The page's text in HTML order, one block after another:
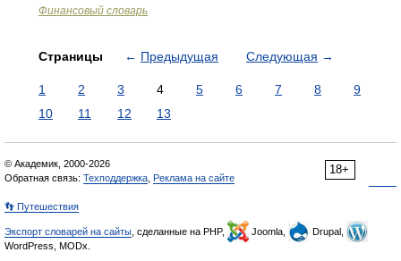
Финансовый словарь
Страницы ← Предыдущая Следующая →
1 2 3 4 5 6 7 8
9
10
11 12 13
18+
© Академик, 2000-2026
Обратная связь: Техподдержка Реклама на сайте
👣 Путешествия
Экспорт словарей на сайты , сделанные на PHP, Joomla,
Drupal,
WordPress, MODx.